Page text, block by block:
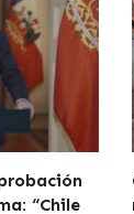
“Chile